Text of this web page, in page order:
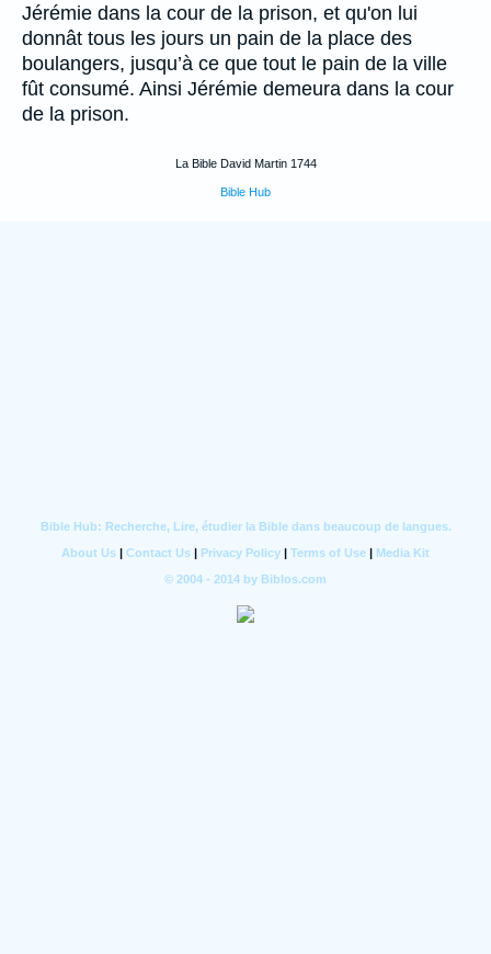
Jérémie dans la cour de la prison, et qu'on lui
donnât tous les jours un pain de la place des
boulangers, jusqu’à ce que tout le pain de la ville
fût consumé. Ainsi Jérémie demeura dans la cour
de la prison.
La Bible David Martin 1744
Bible Hub